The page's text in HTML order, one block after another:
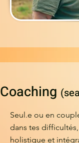
Coaching
Seul.e ou en
dans tes
holistique et